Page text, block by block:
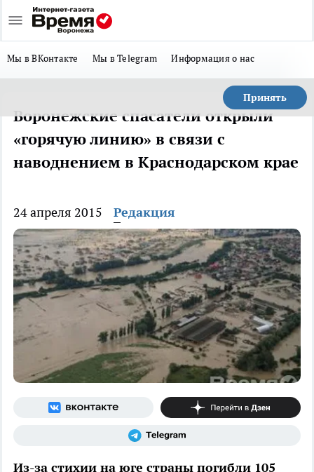
Мы в ВКонтакте Мы в Telegram Информация о нас
Принять
Воронежские спасатели открыли
«горячую линию» в связи с
наводнением в Краснодарском крае
24 апреля 2015 Редакция
Из-за стихии на юге страны погибли 105